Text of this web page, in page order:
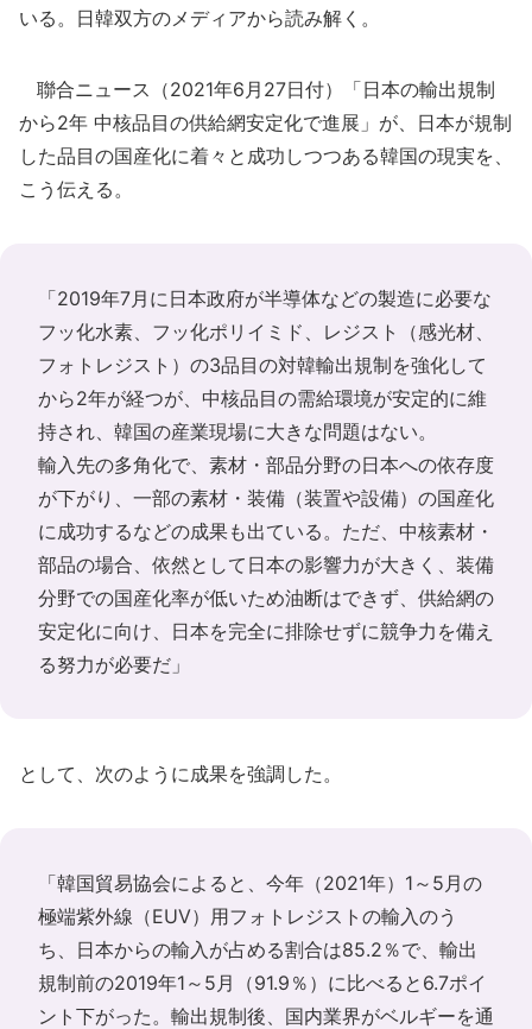
いる。日韓双方のメディアから読み解く。
聯合ニュース（2021年6月27日付）「日本の輸出規制
から2年 中核品目の供給網安定化で進展」が、日本が規制
した品目の国産化に着々と成功しつつある韓国の現実を、
こう伝える。
「2019年7月に日本政府が半導体などの製造に必要な
フッ化水素、フッ化ポリイミド、レジスト（感光材、
フォトレジスト）の3品目の対韓輸出規制を強化して
から2年が経つが、中核品目の需給環境が安定的に維
持され、韓国の産業現場に大きな問題はない。
輸入先の多角化で、素材・部品分野の日本への依存度
が下がり、一部の素材・装備（装置や設備）の国産化
に成功するなどの成果も出ている。ただ、中核素材・
部品の場合、依然として日本の影響力が大きく、装備
分野での国産化率が低いため油断はできず、供給網の
安定化に向け、日本を完全に排除せずに競争力を備え
る努力が必要だ」
として、次のように成果を強調した。
「韓国貿易協会によると、今年（2021年）1～5月の
極端紫外線（EUV）用フォトレジストの輸入のう
ち、日本からの輸入が占める割合は85.2％で、輸出
規制前の2019年1～5月（91.9％）に比べると6.7ポイ
ント下がった。輸出規制後、国内業界がベルギーを通